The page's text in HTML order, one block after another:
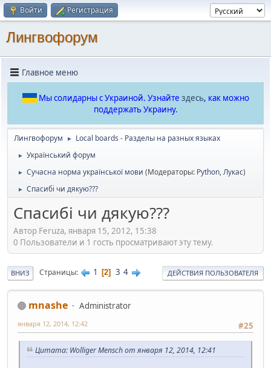
Войти Регистрация
Лингвофорум
Главное меню
Мы солидарны с Украиной. Узнайте здесь, как можно
поддержать Украину.
Лингвофорум ► Local boards - Разделы на разных языках
► Український форум
► Сучасна норма української мови (Модераторы: Python,Лукас)
► Спасибі чи дякую???
Спасибі чи дякую???
Автор Feruza, января 15, 2012, 15:38
0 Пользователи и 1 гость просматривают эту тему.
ВНИЗ Страницы 1 2 3 4 ДЕЙСТВИЯ ПОЛЬЗОВАТЕЛЯ
mnashe
Administrator
#25
января 12, 2014, 12:42
Цитата: Wolliger Mensch от января 12, 2014, 12:41